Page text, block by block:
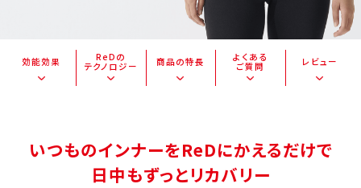
効能効果
ReDの
テクノロジー
商品の特長
よくある
ご質問
レビュー
いつものインナーをReDにかえるだけで
日中もずっとリカバリー